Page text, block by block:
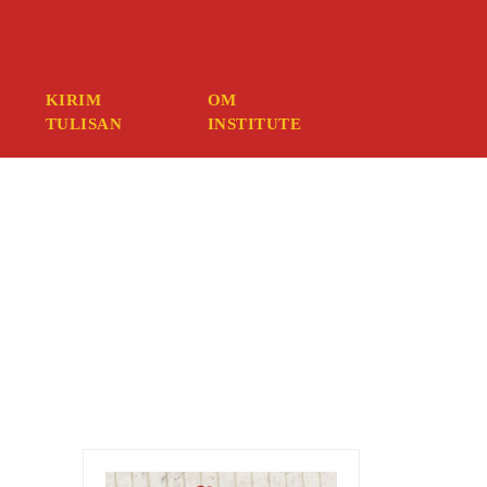
KIRIM
TULISAN
OM
INSTITUTE